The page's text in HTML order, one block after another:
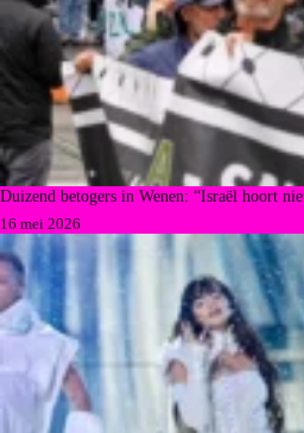
Duizend betogers in Wenen: “Israël hoort
16 mei 2026